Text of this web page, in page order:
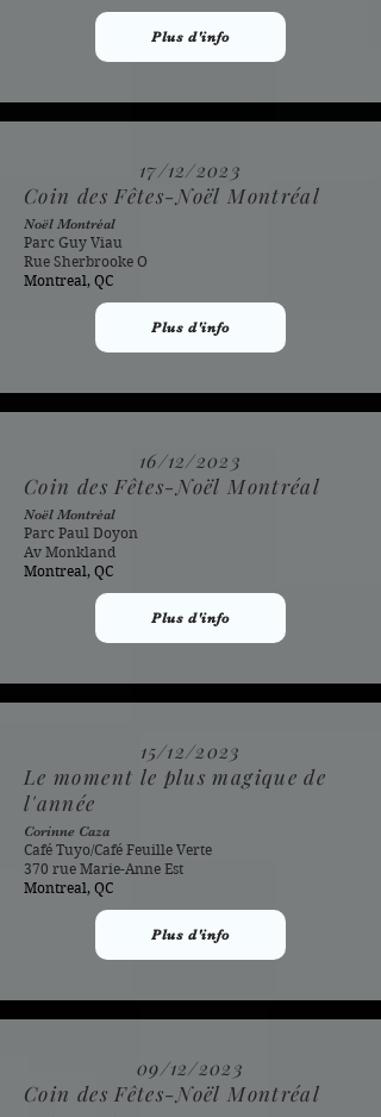
Plus d'info
17/12/2023
Coin des Fêtes-Noël Montréal
Noël Montréal
Parc Guy Viau
Rue Sherbrooke O
Montreal, QC
Plus d'info
16/12/2023
Coin des Fêtes-Noël Montréal
Noël Montréal
Parc Paul Doyon
Av Monkland
Montreal, QC
Plus d'info
15/12/2023
Le moment le plus magique de
l'année
Corinne Caza
Café Tuyo/Café Feuille Verte
370 rue Marie-Anne Est
Montreal, QC
Plus d'info
09/12/2023
Coin des Fêtes-Noël Montréal